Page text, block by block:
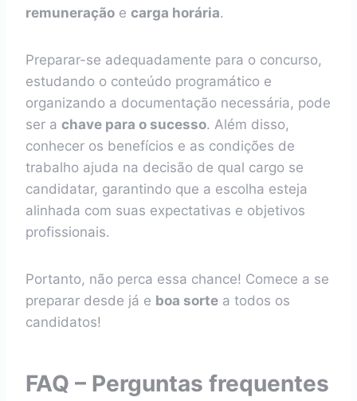
remuneração e carga horária.
Preparar-se adequadamente para o concurso,
estudando o conteúdo programático e
organizando a documentação necessária, pode
ser a chave para o sucesso. Além disso,
conhecer os benefícios e as condições de
trabalho ajuda na decisão de qual cargo se
candidatar, garantindo que a escolha esteja
alinhada com suas expectativas e objetivos
profissionais.
Portanto, não perca essa chance! Comece a se
preparar desde já e boa sorte a todos os
candidatos!
FAQ – Perguntas frequentes